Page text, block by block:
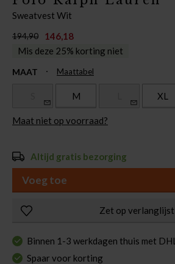
Sweatvest Wit
194,90
146,18
Mis deze 25% korting niet
MAAT Maattabel
M XL
Maat niet op voorraad?
Altijd gratis bezorging
Voeg toe
Zet op verlanglijst
Binnen 1-3 werkdagen thuis met DHL
Spaar voor korting